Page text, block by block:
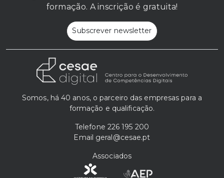
formação. A inscrição é gratuita!
Subscrever newsletter
Somos, há 40 anos, o parceiro das empresas para a
formação e qualificação.
Telefone 226 195 200
Email geral@cesae.pt
Associados